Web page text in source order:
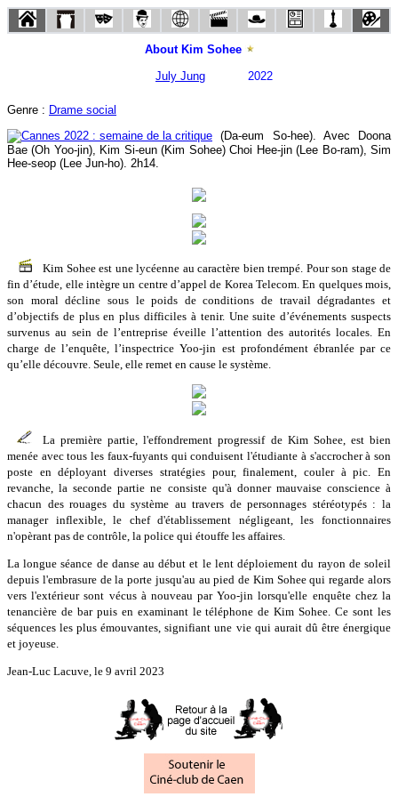
About Kim Sohee
July Jung
2022
Genre : Drame social
(Da-eum So-hee). Avec Doona
Bae (Oh Yoo-jin), Kim Si-eun (Kim Sohee) Choi Hee-jin (Lee Bo-ram), Sim
Hee-seop (Lee Jun-ho). 2h14.
Kim Sohee est une lycéenne au caractère bien trempé. Pour son stage de
fin d’étude, elle intègre un centre d’appel de Korea Telecom. En quelques mois,
son moral décline sous le poids de conditions de travail dégradantes et
d’objectifs de plus en plus difficiles à tenir. Une suite d’événements suspects
survenus au sein de l’entreprise éveille l’attention des autorités locales. En
charge de l’enquête, l’inspectrice Yoo-jin est profondément ébranlée par ce
qu’elle découvre. Seule, elle remet en cause le système.
La première partie, l'effondrement progressif de Kim Sohee, est bien
menée avec tous les faux-fuyants qui conduisent l'étudiante à s'accrocher à son
poste en déployant diverses stratégies pour, finalement, couler à pic. En
revanche, la seconde partie ne consiste qu'à donner mauvaise conscience à
chacun des rouages du système au travers de personnages stéréotypés : la
manager inflexible, le chef d'établissement négligeant, les fonctionnaires
n'opèrant pas de contrôle, la police qui étouffe les affaires.
La longue séance de danse au début et le lent déploiement du rayon de soleil
depuis l'embrasure de la porte jusqu'au au pied de Kim Sohee qui regarde alors
vers l'extérieur sont vécus à nouveau par Yoo-jin lorsqu'elle enquête chez la
tenancière de bar puis en examinant le téléphone de Kim Sohee. Ce sont les
séquences les plus émouvantes, signifiant une vie qui aurait dû être énergique
et joyeuse.
Jean-Luc Lacuve, le 9 avril 2023